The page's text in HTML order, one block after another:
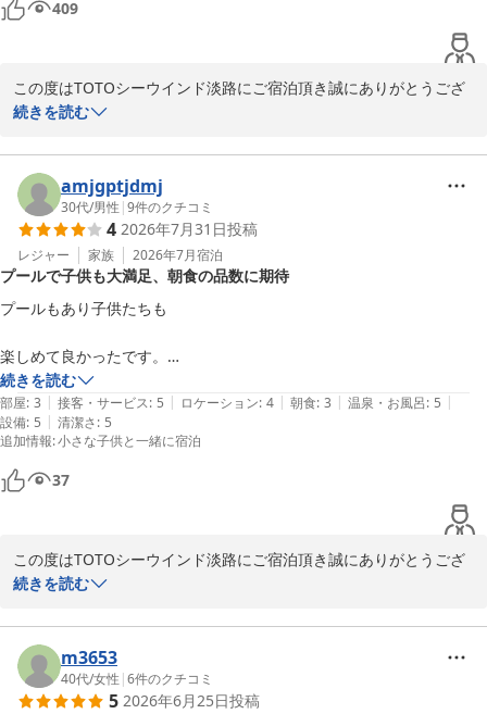
とても静かに過ごせました。
ロビーから客室への移動が階段を降りるため、キャリーバッグを持って
いたり高齢の方は大変かなと思いましたが、みなさん楽しそうに移動さ
れてました。機会があれば再度宿泊したいと思います。
409
この度はTOTOシーウインド淡路にご宿泊頂き誠にありがとうござ
いました。
たい」とのお言葉を頂戴し、大変嬉しく思います。
ご投稿いただいた通り、当館は安藤忠雄氏設計の建物ですので、大
階段や大きな本棚、大阪湾を見渡す絶景等、他とは違った雰囲気で
のご宿泊をお楽しみいただけます。
是非次回も当館にお越しいただき、ごゆっくりとお寛ぎいただけれ
ば幸いです。
ありがとうございました。
TOTOシーウインド淡路　豊島
ＴＯＴＯシーウィンド淡路 ＜淡路島＞
2026-05-30
続きを読む
amjgptjdmj
30代/男性 |9件のクチコミ
4 2026年7月31日投稿
レジャー 家族 2026年7月宿泊
プールで子供も大満足、朝食の品数に期待
プールもあり子供たちも
楽しめて良かったです。
朝食がもう少しバリエーションがあると子供もご飯がスムーズでした。
続きを読む
部屋: 3 | 接客・サービス: 5 | ロケーション: 4 | 朝食: 3 | 温泉・お風呂: 5 |
設備: 5 | 清潔さ: 5
追加情報:小さな子供と一緒に宿泊
37
この度はTOTOシーウインド淡路にご宿泊頂き誠にありがとうござ
いました。
当館のプールは海が目の前にあり、泳ぐのもお楽しみいただけます
が、海をバックに撮影してお楽しみいただくことが出来ます。
是非次回も当館にご宿泊頂きごゆっくりとお寛ぎ頂ければ幸いで
す。
続きを読む
m3653
40代/女性 |6件のクチコミ
5 2026年6月25日投稿